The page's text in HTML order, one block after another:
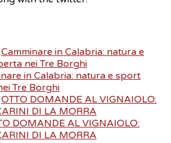
Camminare in Calabria: natura e
nei Tre Borghi
in Calabria: natura e sport
Tre Borghi
OTTO DOMANDE AL VIGNAIOLO:
DI LA MORRA
DOMANDE AL VIGNAIOLO:
DI LA MORRA